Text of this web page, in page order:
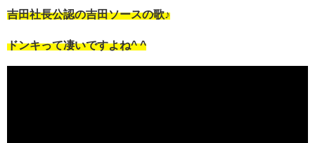
吉田社長公認の吉田ソースの歌♪
ドンキって凄いですよね^ ^